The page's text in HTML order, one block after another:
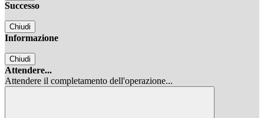
Successo
Chiudi
Informazione
Chiudi
Attendere...
Attendere il completamento dell'operazione...